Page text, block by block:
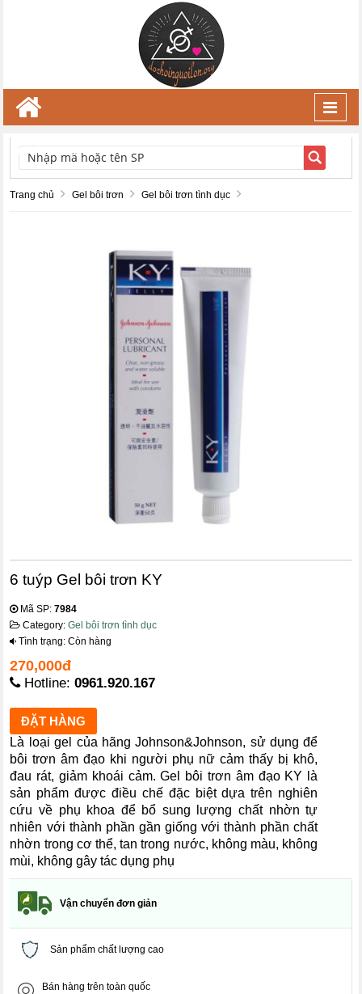
TÌM KIẾM
Trang chủ Gel bôi trơn Gel bôi trơn tình dục
6 tuýp Gel bôi trơn KY
Mã SP:7984
Category:Gel bôi trơn tình dục
Tình trạng: Còn hàng
270,000đ
Hotline:0961.920.167
Là loại gel của hãng Johnson&Johnson, sử dụng để
bôi trơn âm đạo khi người phụ nữ cảm thấy bị khô,
đau rát, giảm khoái cảm. Gel bôi trơn âm đạo KY là
sản phẩm được điều chế đặc biệt dựa trên nghiên
cứu về phụ khoa để bổ sung lượng chất nhờn tự
nhiên với thành phần gần giống với thành phần chất
nhờn trong cơ thể, tan trong nước, không màu, không
mùi, không gây tác dụng phụ
Vận chuyển đơn giản
Sản phẩm chất lượng cao
Bán hàng trên toàn quốc